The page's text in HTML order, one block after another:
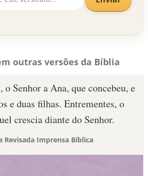
outras versões da Bíblia
Senhor a Ana, que concebeu, e
e duas filhas. Entrementes, o
crescia diante do Senhor.
Revisada Imprensa Bíblica